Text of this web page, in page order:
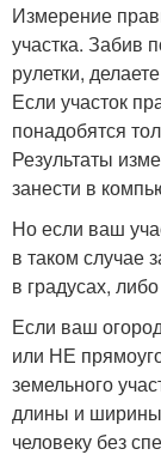
Измерение
участка. Забив
рулетки,
Если участок
понадобятся
Результаты
занести в
Но если ваш
в таком случае
в градусах,
Если ваш
или НЕ
земельного
длины и
человеку без